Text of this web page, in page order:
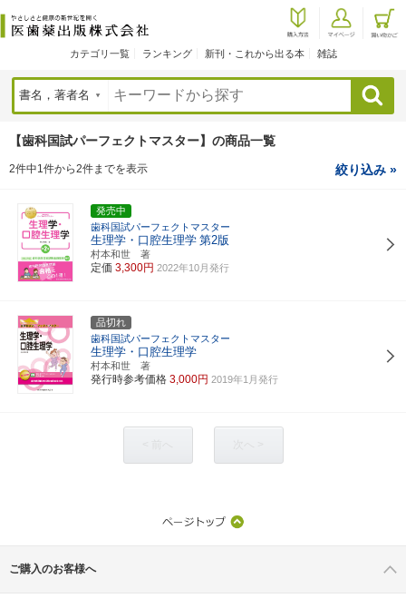
カテゴリ一覧 ランキング 新刊・これから出る本 雑誌
検索
【歯科国試パーフェクトマスター】の商品一覧
2件中1件から2件までを表示 絞り込み »
発売中
歯科国試パーフェクトマスター
生理学・口腔生理学 第2版
村本和世 著
定価 3,300円 2022年10月発行
品切れ
歯科国試パーフェクトマスター
生理学・口腔生理学
村本和世 著
発行時参考価格 3,000円 2019年1月発行
ご購入のお客様へ